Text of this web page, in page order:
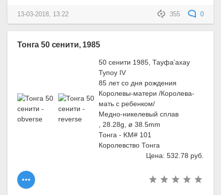
355 0
13-03-2018, 13:22
Тонга 50 сенити, 1985
50 сенити 1985, Тауфа’ахау
Тупоу IV
85 лет со дня рождения
Королевы-матери /Королева-
мать с ребенком/
Медно-никелевый сплав
, 28.28g, ø 38.5mm
Тонга - KM# 101
Королевство Тонга
Цена: 532.78 руб.